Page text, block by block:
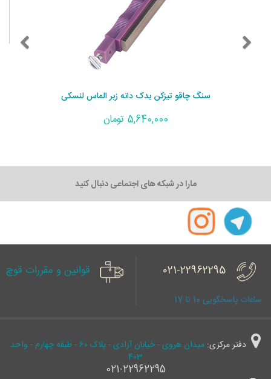
سنگ چاقو تیزکن یدک دانه زبر الماس لنسکی
5,640,000 تومان
مارا در شبکه های اجتماعی دنبال کنید
021-22962295
ساعات پاسخگویی 10 تا 17
قوانین و مقررات قوچ
دفتر مرکزی:
میدان هروی - خیابان آزادی - پلاک 60 - طبقه چهارم - واحد
403
021-22962295